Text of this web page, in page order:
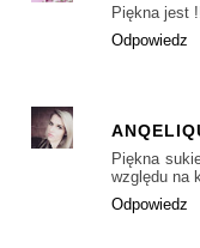
Piękna jest
Odpowiedz
Piękna
względu na
Odpowiedz